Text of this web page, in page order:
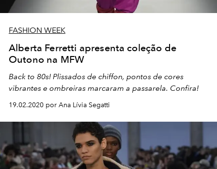
FASHION WEEK
Alberta Ferretti apresenta coleção de
Outono na MFW
Back to 80s! Plissados de chiffon, pontos de cores
vibrantes e ombreiras marcaram a passarela. Confira!
19.02.2020 por Ana Lívia Segatti